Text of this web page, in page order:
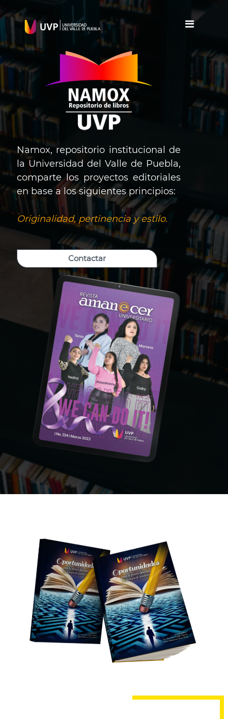
Namox, repositorio institucional de
la Universidad del Valle de Puebla,
comparte los proyectos editoriales
en base a los siguientes principios:
Originalidad, pertinencia y estilo.
Contactar